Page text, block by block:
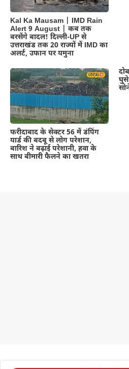
Kal Ka Mausam | IMD Rain
Alert 9 August | कब तक
बरसेंगे बादल! दिल्ली-UP से
उत्तराखंड तक 20 राज्यों में IMD का
अलर्ट, उफान पर यमुना
फरीदाबाद के सेक्टर 56 में डंपिंग
यार्ड की बदबू से लोग परेशान,
बारिश ने बढ़ाई परेशानी, हवा के
साथ बीमारी फैलने का खतरा